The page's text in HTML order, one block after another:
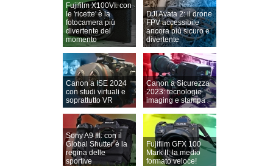
Fujifilm X100VI: con
le 'ricette' è la
fotocamera più
divertente del
momento
DJI Avata 2: il drone
FPV accessibile
ancora più sicuro e
divertente
Canon a ISE 2024
con studi virtuali e
soprattutto VR
Canon a Sicurezza
2023: tecnologie
imaging e stampa
Sony A9 III: con il
Global Shutter è la
regina delle
sportive
Fujifilm GFX 100
Mark II: la medio
formato veloce!